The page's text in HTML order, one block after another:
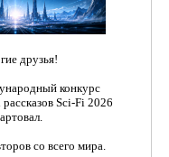
друзья!
конкурс
Sci-Fi 2026
со всего мира.